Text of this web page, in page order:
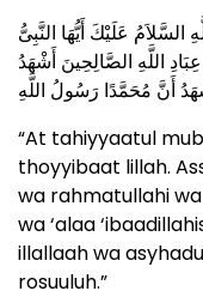
السَّلاَمُ عَلَيْكَ أَيُّهَا النَّبِىُّ
اللَّهِ الصَّالِحِينَ أَشْهَدُ
أَنَّ مُحَمَّدًا رَسُولُ اللَّهِ
“At tahiyyaatul
thoyyibaat lillah.
wa rahmatullahi
wa ‘alaa
illallaah wa
rosuuluh.”